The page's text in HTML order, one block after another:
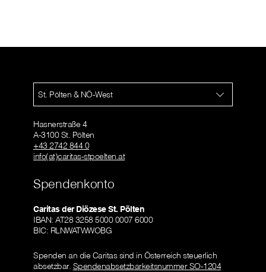
St. Pölten & NÖ-West
Hasnerstraße 4
A-3100 St. Pölten
+43 2742 844 0
info(at)caritas-stpoelten.at
Spendenkonto
Caritas der Diözese St. Pölten
IBAN: AT28 3258 5000 0007 6000
BIC: RLNWATWWOBG
Spenden an die Caritas sind in Österreich steuerlich
absetzbar. Spendenabsetzbarkeitsnummer SO-1204